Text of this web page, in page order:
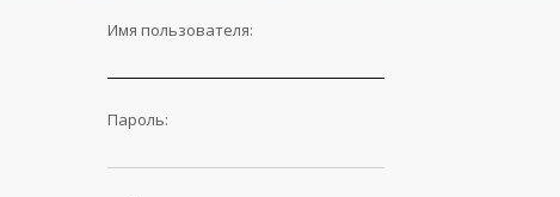
Имя пользователя:
Пароль: